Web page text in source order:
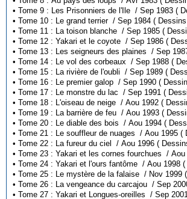
•
• Tome 10 : Le grand terrier / Sep 1984 (
• Tome 11 : La toison
• Tome 12 : Yakari et
• Tome 14 :
• Tome 15 : La rivière
• Tome 16 : Le premier galop /
• Tome 17 : Le monstre
• Tome 18 : L'oiseau de neige
• Tome 19 : La barrière de
• Tome 20 : Le diable
• Tome 22 : La fureur du ciel / Aou